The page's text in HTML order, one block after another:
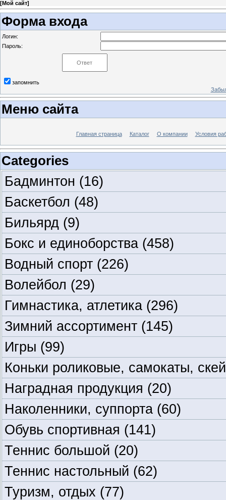
[Мой сайт]
Форма входа
Логин:
Пароль:
запомнить
Меню сайта
Главная страница Каталог О компании Условия
Categories
Бадминтон (16)
Баскетбол (48)
Бильярд (9)
Бокс и единоборства (458)
Водный спорт (226)
Волейбол (29)
Гимнастика, атлетика (296)
Зимний ассортимент (145)
Игры (99)
Коньки роликовые, самокаты,
Наградная продукция (20)
Наколенники, суппорта (60)
Обувь спортивная (141)
Теннис большой (20)
Теннис настольный (62)
Туризм, отдых (77)